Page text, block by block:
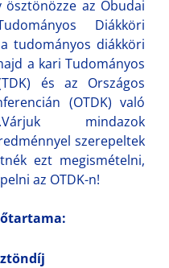
az Óbudai
Diákköri
tudományos diákköri
a kari Tudományos
és az Országos
(OTDK) való
mindazok
szerepeltek
ezt megismételni,
az OTDK-n!